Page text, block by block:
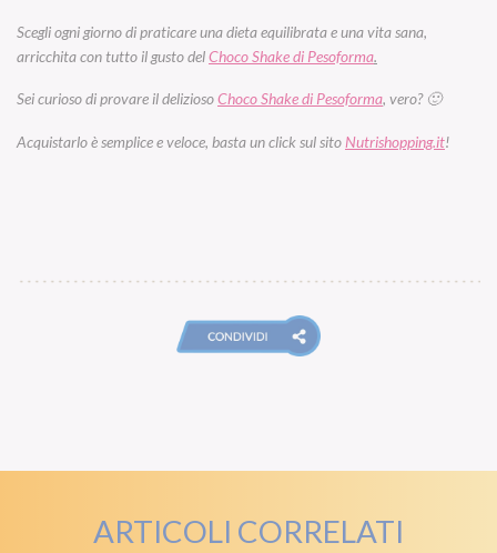
Scegli ogni giorno di praticare una dieta equilibrata e una vita sana,
arricchita con tutto il gusto delChoco Shake di Pesoforma.
Sei curioso di provare il deliziosoChoco Shake di Pesoforma, vero? 🙂
Acquistarlo è semplice e veloce, basta un click sul sito Nutrishopping.it!
ARTICOLI CORRELATI